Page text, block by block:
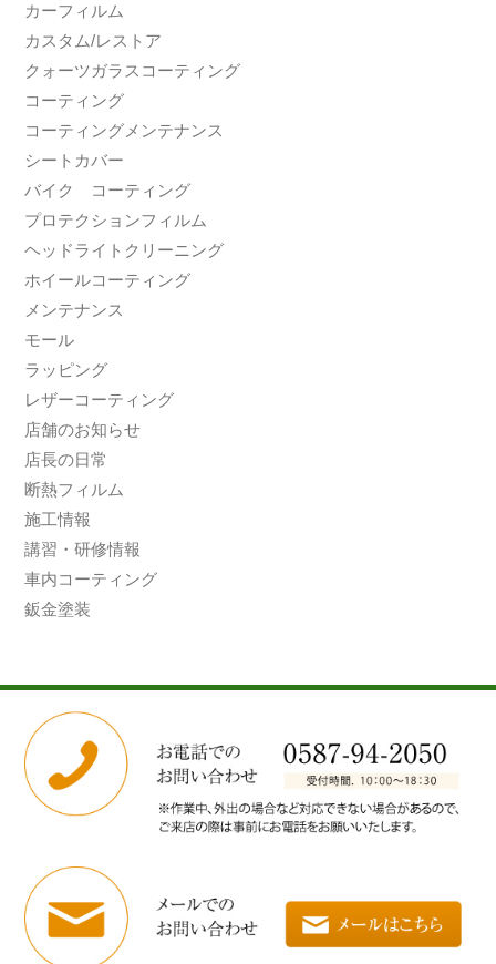
カーフィルム
カスタム/レストア
クォーツガラスコーティング
コーティング
コーティングメンテナンス
シートカバー
バイク コーティング
プロテクションフィルム
ヘッドライトクリーニング
ホイールコーティング
メンテナンス
モール
ラッピング
レザーコーティング
店舗のお知らせ
店長の日常
断熱フィルム
施工情報
講習・研修情報
車内コーティング
鈑金塗装